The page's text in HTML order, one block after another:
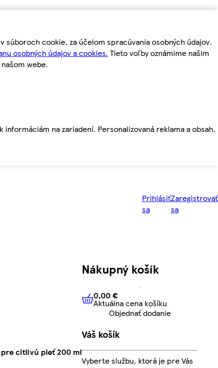
cookie, za účelom spracúvania osobných údajov.
osobných údajov a cookies. Tieto voľby oznámime našim
webe.
na zariadení. Personalizovaná reklama a obsah,
Prihlásiť
sa
Zaregistrovať
sa
citlivú pleť 200 ml
Nákupný košík
0,00 € Aktuálna cena košíku
0,00 €
Aktuálna cena košíku
Objednať dodanie
Váš košík
Vyberte službu, ktorá je pre Vás